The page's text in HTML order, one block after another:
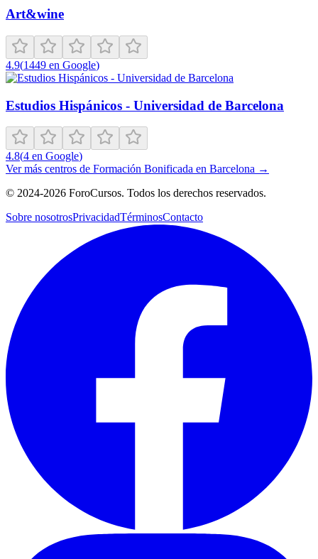
Art&wine
4.9(1449 en Google)
Estudios Hispánicos - Universidad de Barcelona
4.8(4 en Google)
Ver más centros de Formación Bonificada en Barcelona →
© 2024-2026 ForoCursos. Todos los derechos reservados.
Sobre nosotrosPrivacidadTérminosContacto